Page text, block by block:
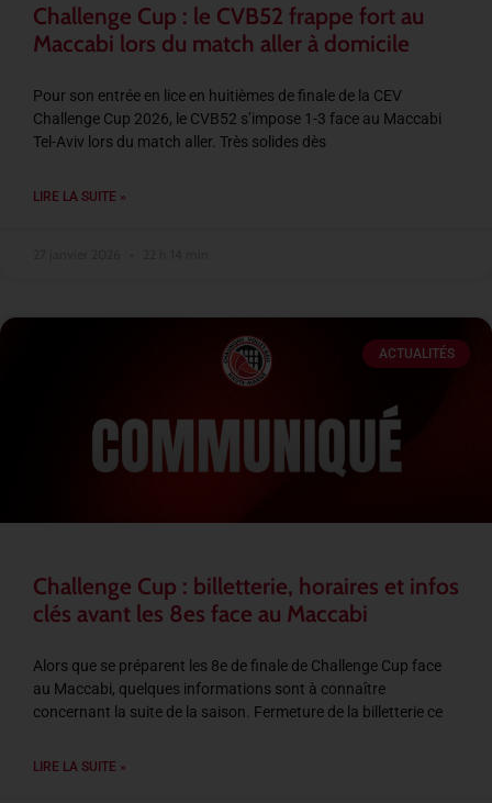
Challenge Cup : le CVB52 frappe fort au
Maccabi lors du match aller à domicile
Pour son entrée en lice en huitièmes de finale de la CEV
Challenge Cup 2026, le CVB52 s’impose 1-3 face au Maccabi
Tel-Aviv lors du match aller. Très solides dès
LIRE LA SUITE »
ACTUALITÉS
Challenge Cup : billetterie, horaires et infos
clés avant les 8es face au Maccabi
Alors que se préparent les 8e de finale de Challenge Cup face
au Maccabi, quelques informations sont à connaître
concernant la suite de la saison. Fermeture de la billetterie ce
LIRE LA SUITE »